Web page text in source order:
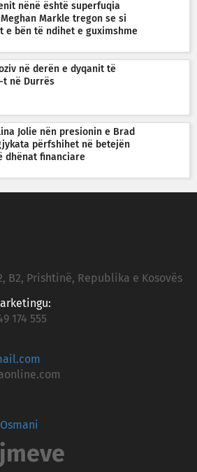
nënë është superfuqia
Meghan Markle tregon se si
e bën të ndihet e guximshme
në derën e dyqanit të
t në Durrës
Jolie nën presionin e Brad
përfshihet në betejën
dhënat financiare
B2, Prishtinë, Republika e Kosovës
174 555